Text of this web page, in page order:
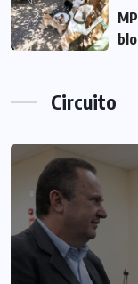
Circuito